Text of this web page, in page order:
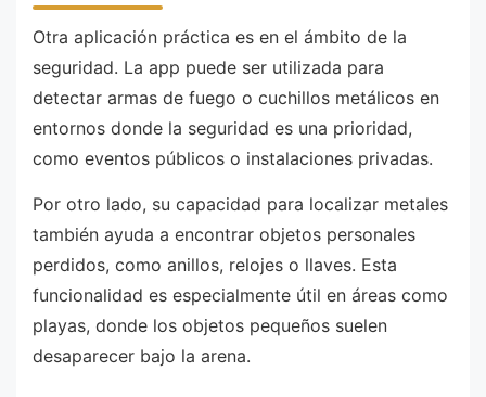
Otra aplicación práctica es en el ámbito de la
seguridad. La app puede ser utilizada para
detectar armas de fuego o cuchillos metálicos en
entornos donde la seguridad es una prioridad,
como eventos públicos o instalaciones privadas.
Por otro lado, su capacidad para localizar metales
también ayuda a encontrar objetos personales
perdidos, como anillos, relojes o llaves. Esta
funcionalidad es especialmente útil en áreas como
playas, donde los objetos pequeños suelen
desaparecer bajo la arena.